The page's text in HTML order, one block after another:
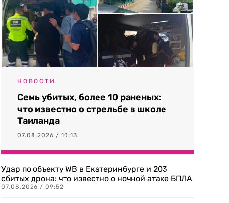
НОВОСТИ
Семь убитых, более 10 раненых:
что известно о стрельбе в школе
Таиланда
07.08.2026 / 10:13
Удар по объекту WB в Екатеринбурге и 203
сбитых дрона: что известно о ночной атаке БПЛА
07.08.2026 / 09:52